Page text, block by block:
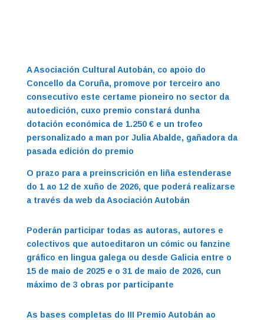
A Asociación Cultural Autobán, co apoio do
Concello da Coruña, promove por terceiro ano
consecutivo este certame pioneiro no sector da
autoedición, cuxo premio constará dunha
dotación económica de 1.250 € e un trofeo
personalizado a man por Julia Abalde, gañadora da
pasada edición do premio
O prazo para a preinscrición en liña estenderase
do 1 ao 12 de xuño de 2026, que poderá realizarse
a través da web da Asociación Autobán
Poderán participar todas as autoras, autores e
colectivos que autoeditaron un cómic ou fanzine
gráfico en lingua galega ou desde Galicia entre o
15 de maio de 2025 e o 31 de maio de 2026, cun
máximo de 3 obras por participante
As bases completas do III Premio Autobán ao